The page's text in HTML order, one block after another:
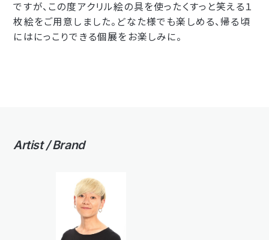
ですが、この度アクリル絵の具を使ったくすっと笑える１
枚絵をご用意しました。どなた様でも楽しめる、帰る頃
にはにっこりできる個展をお楽しみに。
Artist / Brand